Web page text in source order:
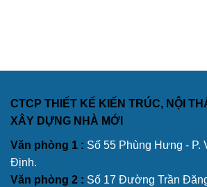
CTCP THIẾT KẾ KIẾN TRÚC, NỘI
XÂY DỰNG NHÀ MỚI
Văn phòng 1 : Số 55 Phùng Hưng - P.
Định.
Văn phòng 2 : Số 17 Đường Trần